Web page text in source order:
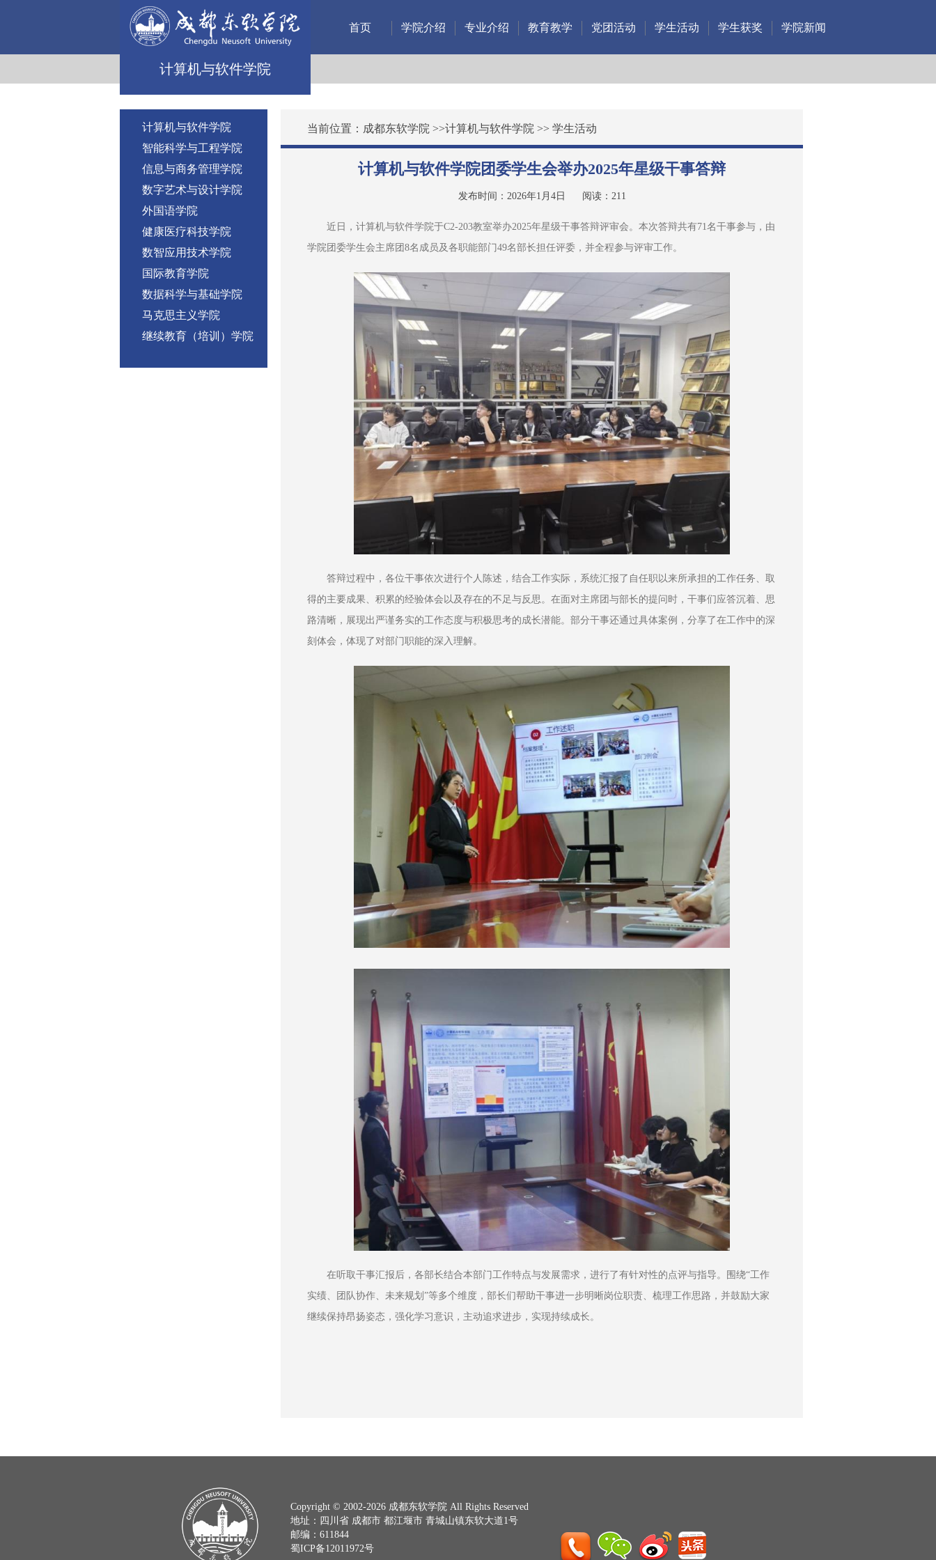
计算机与软件学院
首页 学院介绍 专业介绍 教育教学 党团活动 学生活动 学生获奖 学院新闻
计算机与软件学院
智能科学与工程学院
信息与商务管理学院
数字艺术与设计学院
外国语学院
健康医疗科技学院
数智应用技术学院
国际教育学院
数据科学与基础学院
马克思主义学院
继续教育（培训）学院
当前位置： 成都东软学院 >>计算机与软件学院 >> 学生活动
计算机与软件学院团委学生会举办2025年星级干事答辩
发布时间：2026年1月4日 阅读： 211
近日，计算机与软件学院于C2-203教室举办2025年星级干事答辩评审会。本次答辩共有71名干事参与，由
学院团委学生会主席团8名成员及各职能部门49名部长担任评委，并全程参与评审工作。
答辩过程中，各位干事依次进行个人陈述，结合工作实际，系统汇报了自任职以来所承担的工作任务、取
得的主要成果、积累的经验体会以及存在的不足与反思。在面对主席团与部长的提问时，干事们应答沉着、思
路清晰，展现出严谨务实的工作态度与积极思考的成长潜能。部分干事还通过具体案例，分享了在工作中的深
刻体会，体现了对部门职能的深入理解。
在听取干事汇报后，各部长结合本部门工作特点与发展需求，进行了有针对性的点评与指导。围绕“工作
实绩、团队协作、未来规划”等多个维度，部长们帮助干事进一步明晰岗位职责、梳理工作思路，并鼓励大家
继续保持昂扬姿态，强化学习意识，主动追求进步，实现持续成长。
Copyright © 2002-2026 成都东软学院 All Rights Reserved
地址：四川省 成都市 都江堰市 青城山镇东软大道1号
邮编：611844
蜀ICP备12011972号